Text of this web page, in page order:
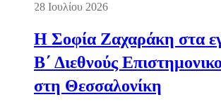
28 Ιουλίου 2026
Η Σοφία Ζαχαράκη στα
Β΄ Διεθνούς
στη Θεσσαλονίκη